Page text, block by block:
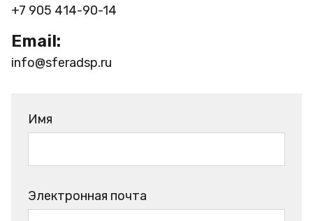
+7 905 414-90-14
Email:
info@sferadsp.ru
Имя
Электронная почта